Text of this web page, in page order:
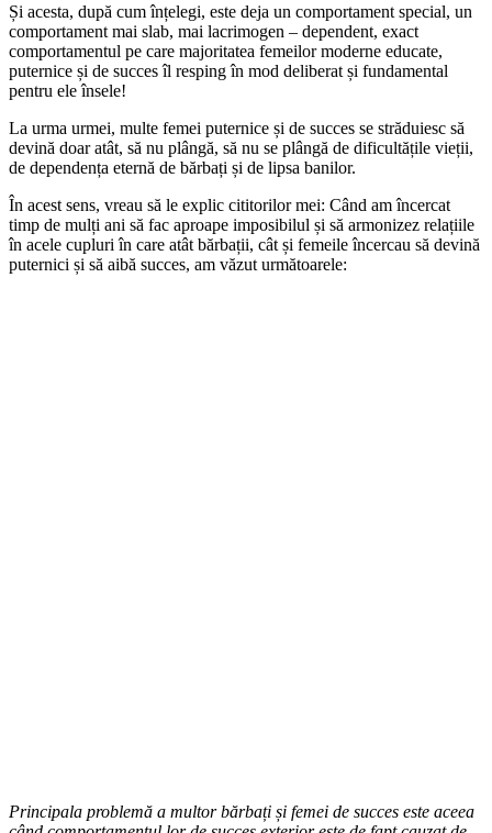
Și acesta, după cum înțelegi, este deja un comportament special, un
comportament mai slab, mai lacrimogen – dependent, exact
comportamentul pe care majoritatea femeilor moderne educate,
puternice și de succes îl resping în mod deliberat și fundamental
pentru ele însele!
La urma urmei, multe femei puternice și de succes se străduiesc să
devină doar atât, să nu plângă, să nu se plângă de dificultățile vieții,
de dependența eternă de bărbați și de lipsa banilor.
În acest sens, vreau să le explic cititorilor mei: Când am încercat
timp de mulți ani să fac aproape imposibilul și să armonizez relațiile
în acele cupluri în care atât bărbații, cât și femeile încercau să devină
puternici și să aibă succes, am văzut următoarele:
Principala problemă a multor bărbați și femei de succes este aceea